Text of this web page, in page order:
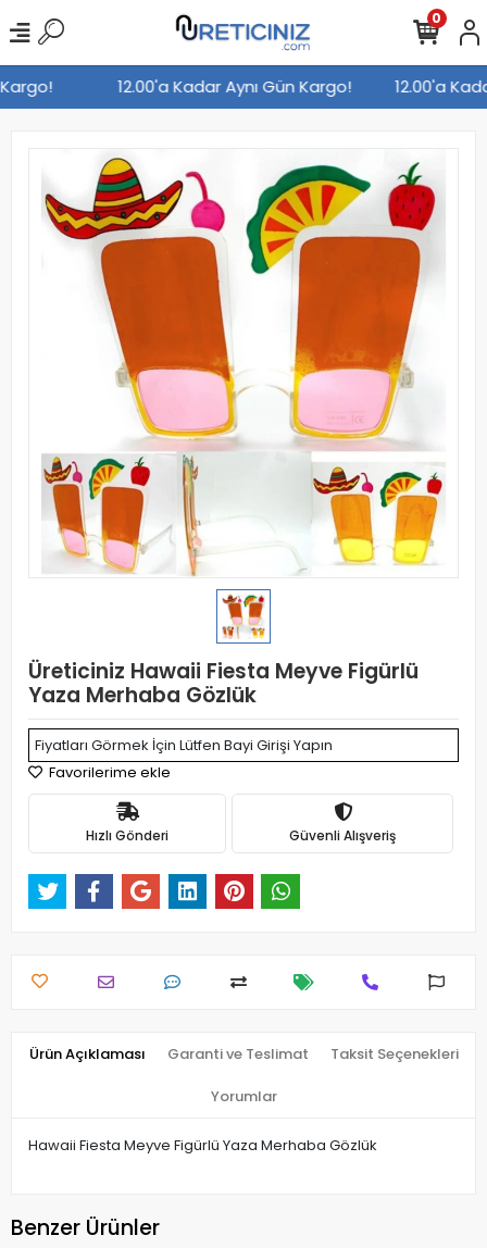
12.00'a Kadar Aynı Gün Kargo! 12.00'a
0
Üreticiniz Hawaii Fiesta Meyve Figürlü
Yaza Merhaba Gözlük
Fiyatları Görmek İçin Lütfen Bayi Girişi Yapın
Favorilerime ekle
Hızlı Gönderi Güvenli Alışveriş
Ürün Açıklaması Garanti ve Teslimat Taksit Seçenekleri
Yorumlar
Hawaii Fiesta Meyve Figürlü Yaza Merhaba Gözlük
Benzer Ürünler